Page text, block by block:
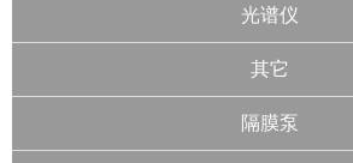
光谱仪
其它
隔膜泵